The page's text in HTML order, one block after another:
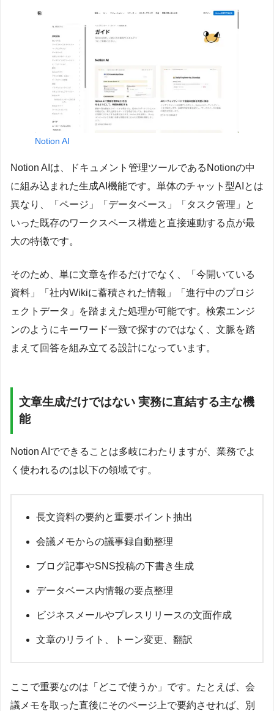
Notion AI
Notion AIは、ドキュメント管理ツールであるNotionの中
に組み込まれた生成AI機能です。単体のチャット型AIとは
異なり、「ページ」「データベース」「タスク管理」と
いった既存のワークスペース構造と直接連動する点が最
大の特徴です。
そのため、単に文章を作るだけでなく、「今開いている
資料」「社内Wikiに蓄積された情報」「進行中のプロジ
ェクトデータ」を踏まえた処理が可能です。検索エンジ
ンのようにキーワード一致で探すのではなく、文脈を踏
まえて回答を組み立てる設計になっています。
文章生成だけではない 実務に直結する主な機
能
Notion AIでできることは多岐にわたりますが、業務でよ
く使われるのは以下の領域です。
長文資料の要約と重要ポイント抽出
会議メモからの議事録自動整理
ブログ記事やSNS投稿の下書き生成
データベース内情報の要点整理
ビジネスメールやプレスリリースの文面作成
文章のリライト、トーン変更、翻訳
ここで重要なのは「どこで使うか」です。たとえば、会
議メモを取った直後にそのページ上で要約させれば、別